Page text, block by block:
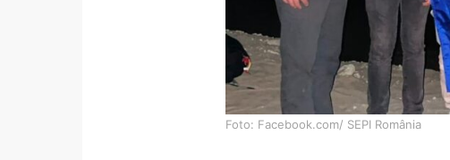
Foto: Facebook.com/ SEPI România